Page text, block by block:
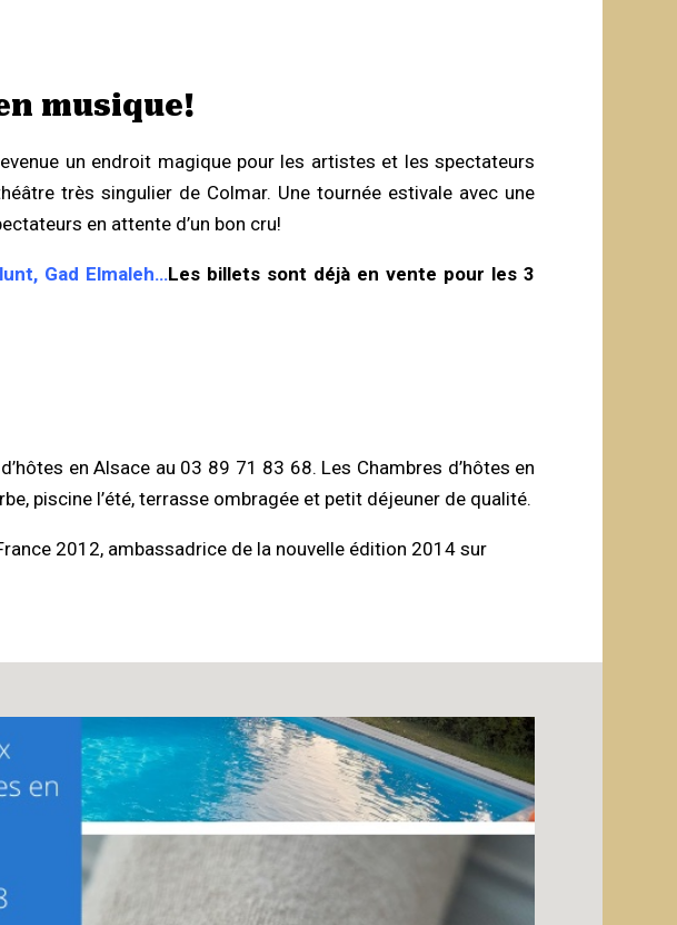
musique!
un endroit magique pour les artistes et les spectateurs
très singulier de Colmar. Une tournée estivale avec une
en attente d’un bon cru!
Gad Elmaleh…Les billets sont déjà en vente pour les 3
en Alsace au 03 89 71 83 68. Les Chambres d’hôtes en
piscine l’été, terrasse ombragée et petit déjeuner de qualité.
2012, ambassadrice de la nouvelle édition 2014 sur